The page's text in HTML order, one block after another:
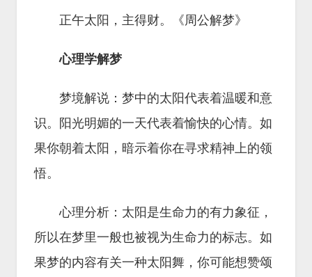
正午太阳，主得财。《周公解梦》
心理学解梦
梦境解说：梦中的太阳代表着温暖和意
识。阳光明媚的一天代表着愉快的心情。如
果你朝着太阳，暗示着你在寻求精神上的领
悟。
心理分析：太阳是生命力的有力象征，
所以在梦里一般也被视为生命力的标志。如
果梦的内容有关一种太阳舞，你可能想赞颂